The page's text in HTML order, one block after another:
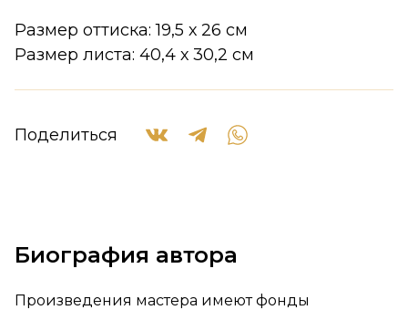
Размер оттиска: 19,5 х 26 см
Размер листа: 40,4 х 30,2 см
Поделиться
Биография автора
Произведения мастера имеют фонды